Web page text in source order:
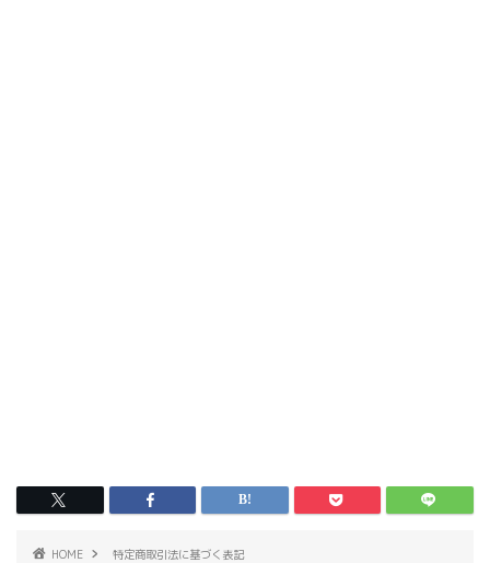
HOME 特定商取引法に基づく表記